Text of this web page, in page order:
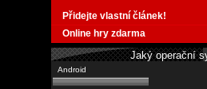
Přidejte vlastní článek!
Online hry zdarma
Jaký operační